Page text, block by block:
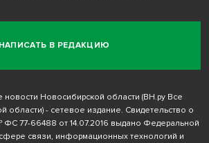
НАПИСАТЬ В РЕДАКЦИЮ
новости Новосибирской области (ВН.ру Все
области) - сетевое издание. Свидетельство о
77-66488 от 14.07.2016 выдано Федеральной
связи, информационных технологий и